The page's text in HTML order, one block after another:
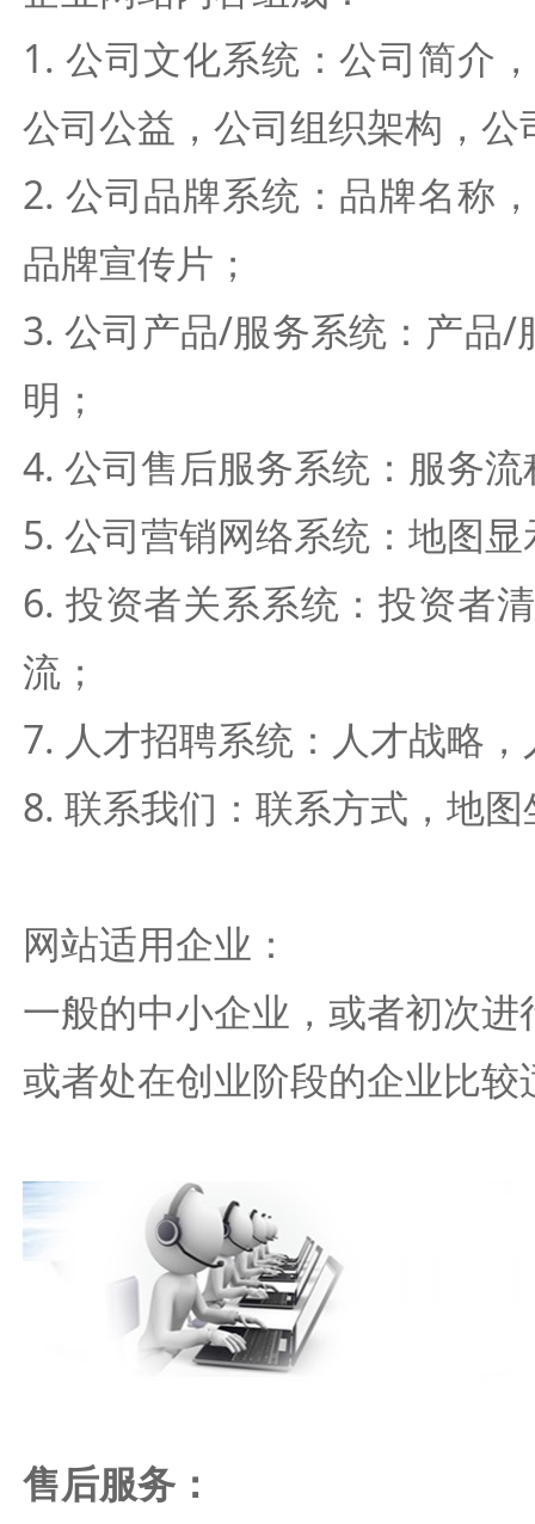
1. 公司文化系统：公司简介
公司公益，公司组织架构，
2. 公司品牌系统：品牌名称
品牌宣传片；
3. 公司产品/服务系统：产品
明；
4. 公司售后服务系统：服务
5. 公司营销网络系统：地图
6. 投资者关系系统：投资者
流；
7. 人才招聘系统：人才战略
8. 联系我们：联系方式，地
网站适用企业：
一般的中小企业，或者初次
或者处在创业阶段的企业比较
售后服务：